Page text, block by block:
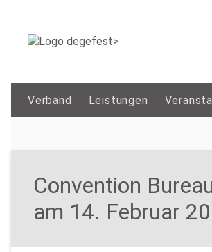
Verband Leistungen
Convention
am 14. Februar